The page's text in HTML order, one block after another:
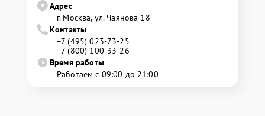
Адрес
г. Москва, ул. Чаянова 18
Контакты
+7 (495) 023-73-25
+7 (800) 100-33-26
Время работы
Работаем с 09:00 до 21:00